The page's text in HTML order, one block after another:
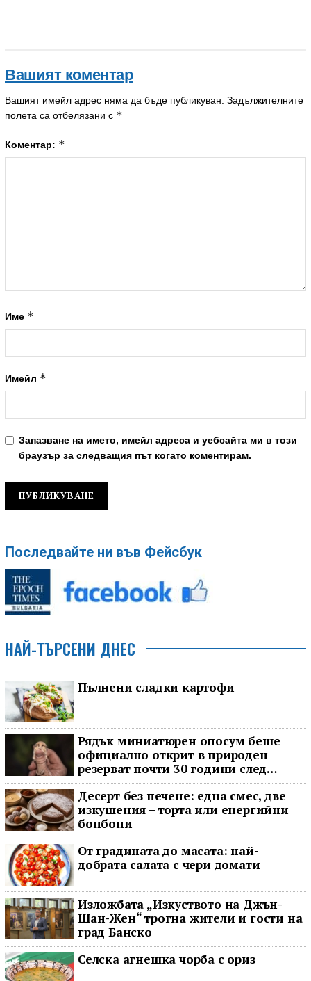
Вашият коментар
Вашият имейл адрес няма да бъде публикуван. Задължителните
полета са отбелязани с *
Коментар: *
Име *
Имейл *
Запазване на името, имейл адреса и уебсайта ми в този
браузър за следващия път когато коментирам.
Последвайте ни във Фейсбук
НАЙ-ТЪРСЕНИ ДНЕС
Пълнени сладки картофи
Рядък миниатюрен опосум беше
официално открит в природен
резерват почти 30 години след
последното му наблюдение
Десерт без печене: една смес, две
изкушения – торта или енергийни
бонбони
От градината до масата: най-
добрата салата с чери домати
Изложбата „Изкуството на Джън-
Шан-Жен“ трогна жители и гости на
град Банско
Селска агнешка чорба с ориз